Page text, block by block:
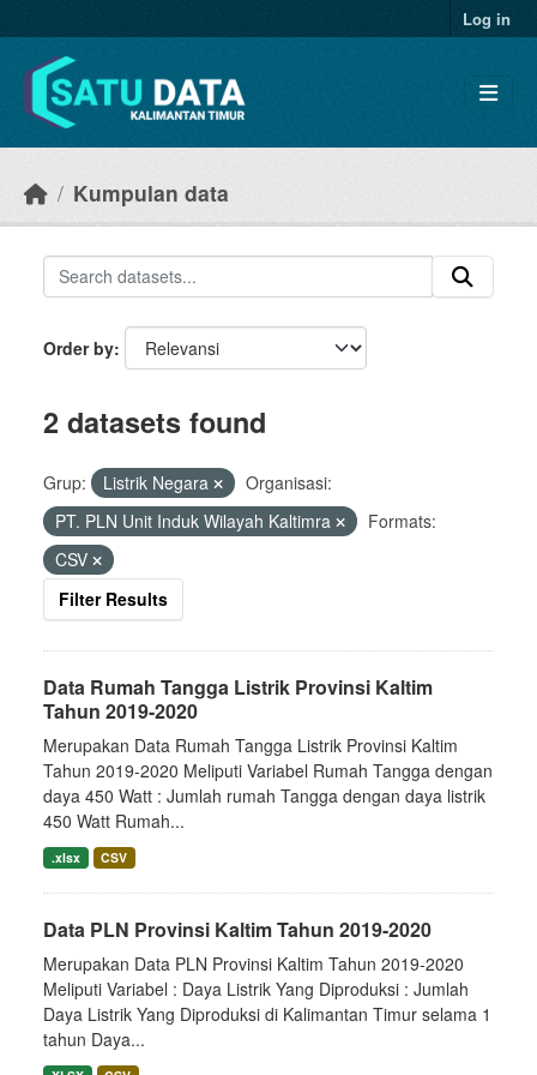
Log in
Kumpulan data
Order by
2 datasets found
Grup: Listrik Negara
Organisasi:
PT. PLN Unit Induk Wilayah Kaltimra
Formats:
CSV
Filter Results
Data Rumah Tangga Listrik Provinsi Kaltim
Tahun 2019-2020
Merupakan Data Rumah Tangga Listrik Provinsi Kaltim
Tahun 2019-2020 Meliputi Variabel Rumah Tangga dengan
daya 450 Watt : Jumlah rumah Tangga dengan daya listrik
450 Watt Rumah...
.xlsx CSV
Data PLN Provinsi Kaltim Tahun 2019-2020
Merupakan Data PLN Provinsi Kaltim Tahun 2019-2020
Meliputi Variabel : Daya Listrik Yang Diproduksi : Jumlah
Daya Listrik Yang Diproduksi di Kalimantan Timur selama 1
tahun Daya...